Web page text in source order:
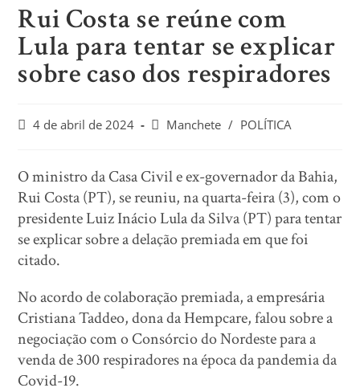
Rui Costa se reúne com
Lula para tentar se explicar
sobre caso dos respiradores
4 de abril de 2024 Manchete / POLÍTICA
O ministro da Casa Civil e ex-governador da Bahia,
Rui Costa (PT), se reuniu, na quarta-feira (3), com o
presidente Luiz Inácio Lula da Silva (PT) para tentar
se explicar sobre a delação premiada em que foi
citado.
No acordo de colaboração premiada, a empresária
Cristiana Taddeo, dona da Hempcare, falou sobre a
negociação com o Consórcio do Nordeste para a
venda de 300 respiradores na época da pandemia da
Covid-19.